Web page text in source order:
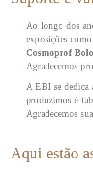
Ao longo dos
exposições como
Cosmoprof
Agradecemos
A EBI se dedica
produzimos é
Agradecemos
Aqui estão